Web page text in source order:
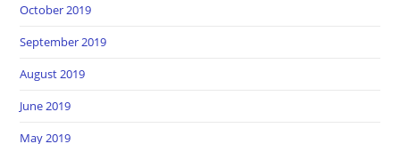
October 2019
September 2019
August 2019
June 2019
May 2019